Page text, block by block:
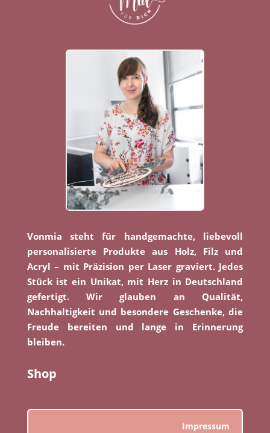
Vonmia steht für handgemachte, liebevoll
personalisierte Produkte aus Holz, Filz und
Acryl – mit Präzision per Laser graviert. Jedes
Stück ist ein Unikat, mit Herz in Deutschland
gefertigt. Wir glauben an Qualität,
Nachhaltigkeit und besondere Geschenke, die
Freude bereiten und lange in Erinnerung
bleiben.
Shop
Impressum